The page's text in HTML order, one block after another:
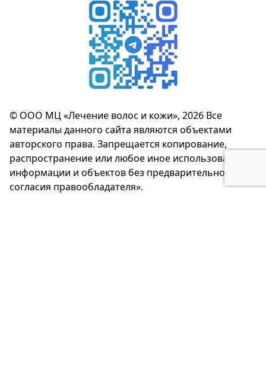
© ООО МЦ «Лечение волос и кожи», 2026 Все
материалы данного сайта являются объектами
авторского права. Запрещается копирование,
распространение или любое иное использование
информации и объектов без предварительного
согласия правообладателя».